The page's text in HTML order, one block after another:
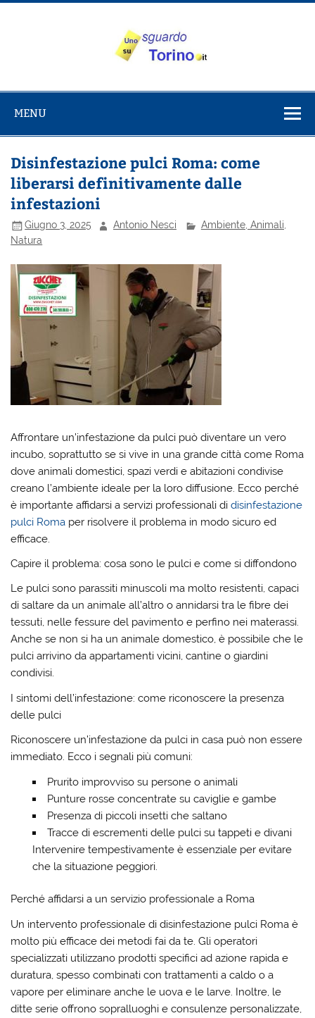
Salta
su Torino
MENU
Disinfestazione pulci Roma: come
liberarsi definitivamente dalle
infestazioni
Giugno 3, 2025 Antonio Nesci
Ambiente, Animali,
Natura
Affrontare un’infestazione da pulci può diventare un vero
incubo, soprattutto se si vive in una grande città come Roma
dove animali domestici, spazi verdi e abitazioni condivise
creano l’ambiente ideale per la loro diffusione. Ecco perché
è importante affidarsi a servizi professionali didisinfestazione
pulci Roma per risolvere il problema in modo sicuro ed
efficace.
Capire il problema: cosa sono le pulci e come si diffondono
Le pulci sono parassiti minuscoli ma molto resistenti, capaci
di saltare da un animale all’altro o annidarsi tra le fibre dei
tessuti, nelle fessure del pavimento e perfino nei materassi.
Anche se non si ha un animale domestico, è possibile che le
pulci arrivino da appartamenti vicini, cantine o giardini
condivisi.
I sintomi dell’infestazione: come riconoscere la presenza
delle pulci
Riconoscere un’infestazione da pulci in casa può non essere
immediato. Ecco i segnali più comuni:
Prurito improvviso su persone o animali
Punture rosse concentrate su caviglie e gambe
Presenza di piccoli insetti che saltano
Tracce di escrementi delle pulci su tappeti e divani
Intervenire tempestivamente è essenziale per evitare
che la situazione peggiori.
Perché affidarsi a un servizio professionale a Roma
Un intervento professionale didisinfestazione pulci Roma è
molto più efficace dei metodi fai da te. Gli operatori
specializzati utilizzano prodotti specifici ad azione rapida e
duratura, spesso combinati con trattamenti a caldo o a
vapore per eliminare anche le uova e le larve. Inoltre, le
ditte serie offrono sopralluoghi e consulenze personalizzate,